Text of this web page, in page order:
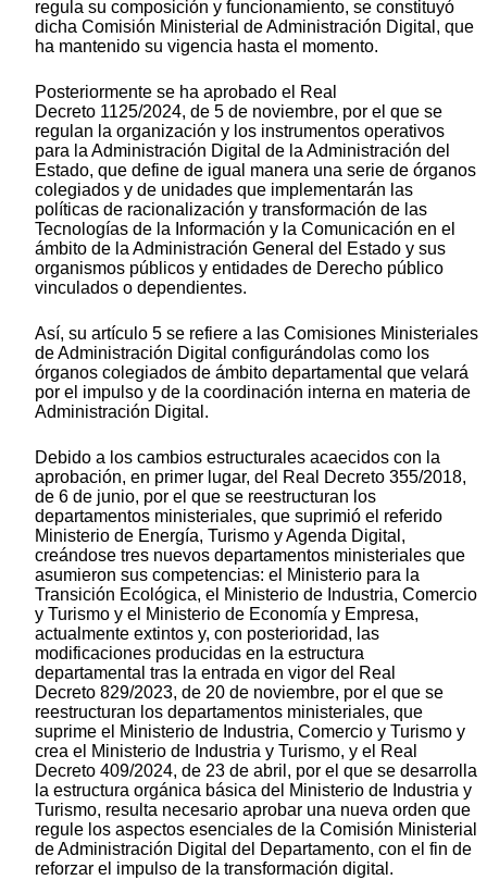
regula su composición y funcionamiento, se constituyó
dicha Comisión Ministerial de Administración Digital, que
ha mantenido su vigencia hasta el momento.
Posteriormente se ha aprobado el Real
Decreto 1125/2024, de 5 de noviembre, por el que se
regulan la organización y los instrumentos operativos
para la Administración Digital de la Administración del
Estado, que define de igual manera una serie de órganos
colegiados y de unidades que implementarán las
políticas de racionalización y transformación de las
Tecnologías de la Información y la Comunicación en el
ámbito de la Administración General del Estado y sus
organismos públicos y entidades de Derecho público
vinculados o dependientes.
Así, su artículo 5 se refiere a las Comisiones Ministeriales
de Administración Digital configurándolas como los
órganos colegiados de ámbito departamental que velará
por el impulso y de la coordinación interna en materia de
Administración Digital.
Debido a los cambios estructurales acaecidos con la
aprobación, en primer lugar, del Real Decreto 355/2018,
de 6 de junio, por el que se reestructuran los
departamentos ministeriales, que suprimió el referido
Ministerio de Energía, Turismo y Agenda Digital,
creándose tres nuevos departamentos ministeriales que
asumieron sus competencias: el Ministerio para la
Transición Ecológica, el Ministerio de Industria, Comercio
y Turismo y el Ministerio de Economía y Empresa,
actualmente extintos y, con posterioridad, las
modificaciones producidas en la estructura
departamental tras la entrada en vigor del Real
Decreto 829/2023, de 20 de noviembre, por el que se
reestructuran los departamentos ministeriales, que
suprime el Ministerio de Industria, Comercio y Turismo y
crea el Ministerio de Industria y Turismo, y el Real
Decreto 409/2024, de 23 de abril, por el que se desarrolla
la estructura orgánica básica del Ministerio de Industria y
Turismo, resulta necesario aprobar una nueva orden que
regule los aspectos esenciales de la Comisión Ministerial
de Administración Digital del Departamento, con el fin de
reforzar el impulso de la transformación digital.